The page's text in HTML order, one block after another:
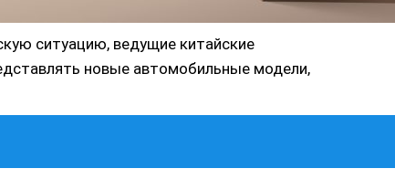
ситуацию, ведущие китайские
новые автомобильные модели,